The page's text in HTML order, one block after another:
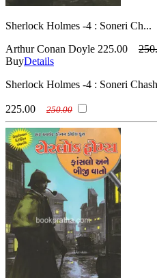
Sherlock Holmes -4 : Soneri Ch...
Arthur Conan Doyle 225.00
BuyDetails
Sherlock Holmes -4 : Soneri
225.00 250.00